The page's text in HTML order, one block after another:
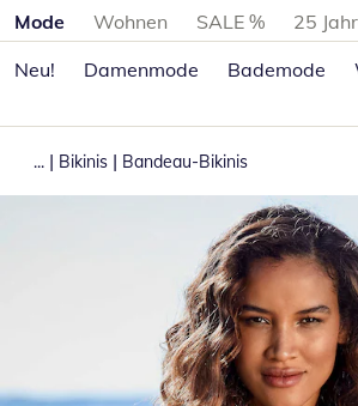
Produktkategorien überspringen
Mode Wohnen SALE %
25
Neu!
Damenmode Bademode
... | Bikinis | Bandeau-Bikinis